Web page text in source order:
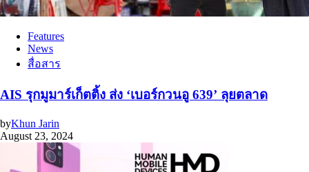
Features
News
สื่อสาร
AIS รุกมูมาร์เก็ตติ้ง ส่ง ‘เบอร์กวนอู 639’ ลุยตลาด
byKhun Jarin
August 23, 2024